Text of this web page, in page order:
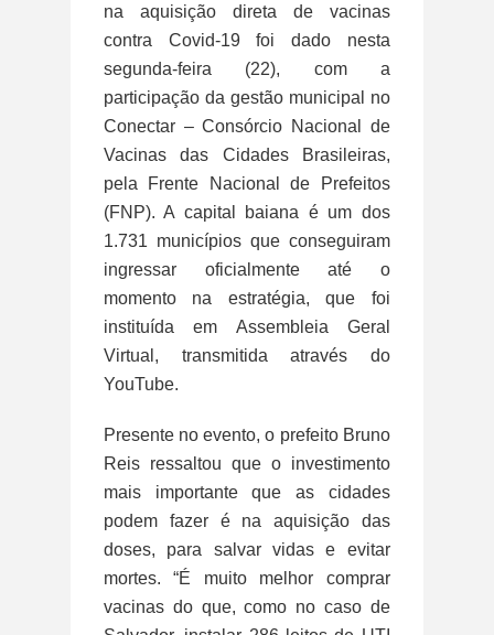
na aquisição direta de vacinas
contra Covid-19 foi dado nesta
segunda-feira (22), com a
participação da gestão municipal no
Conectar – Consórcio Nacional de
Vacinas das Cidades Brasileiras,
pela Frente Nacional de Prefeitos
(FNP). A capital baiana é um dos
1.731 municípios que conseguiram
ingressar oficialmente até o
momento na estratégia, que foi
instituída em Assembleia Geral
Virtual, transmitida através do
YouTube.
Presente no evento, o prefeito Bruno
Reis ressaltou que o investimento
mais importante que as cidades
podem fazer é na aquisição das
doses, para salvar vidas e evitar
mortes. “É muito melhor comprar
vacinas do que, como no caso de